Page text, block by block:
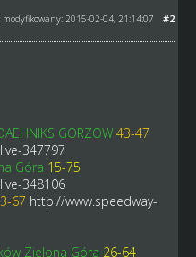
#2
2015-02-04, 21:14:07
GORZOW 43-47
347797
Góra 15-75
348106
67 http://www.speedway-
Zielona Góra 26-64